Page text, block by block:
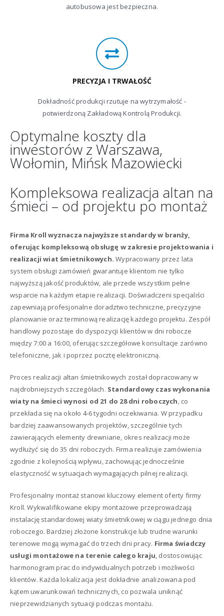
autobusowa jest bezpieczna.
PRECYZJA I TRWAŁOŚĆ
Dokładność produkcji rzutuje na wytrzymałość -
potwierdzoną Zakładową Kontrolą Produkcji.
Optymalne koszty dla
inwestorów z Warszawa,
Wołomin, Mińsk Mazowiecki
Kompleksowa realizacja altan na
śmieci – od projektu po montaż
Firma Kroll wyznacza najwyższe standardy w branży,
oferując kompleksową obsługę w zakresie projektowania i
realizacji wiat śmietnikowych. Wypracowany przez lata
system obsługi zamówień gwarantuje klientom nie tylko
najwyższą jakość produktów, ale przede wszystkim pełne
wsparcie na każdym etapie realizacji. Doświadczeni specjaliści
zapewniają profesjonalne doradztwo techniczne, precyzyjne
planowanie oraz terminową realizację każdego projektu. Zespół
handlowy pozostaje do dyspozycji klientów w dni robocze
między 7:00 a 16:00, oferując szczegółowe konsultacje zarówno
telefoniczne, jak i poprzez pocztę elektroniczną.
Proces realizacji altan śmietnikowych został dopracowany w
najdrobniejszych szczegółach. Standardowy czas wykonania
wiaty na śmieci wynosi od 21 do 28 dni roboczych, co
przekłada się na około 4-6 tygodni oczekiwania. W przypadku
bardziej zaawansowanych projektów, szczególnie tych
zawierających elementy drewniane, okres realizacji może
wydłużyć się do 35 dni roboczych. Firma realizuje zamówienia
zgodnie z kolejnością wpływu, zachowując jednocześnie
elastyczność w sytuacjach wymagających pilnej realizacji.
Profesjonalny montaż stanowi kluczowy element oferty firmy
Kroll. Wykwalifikowane ekipy montażowe przeprowadzają
instalację standardowej wiaty śmietnikowej w ciągu jednego dnia
roboczego. Bardziej złożone konstrukcje lub trudne warunki
terenowe mogą wymagać do trzech dni pracy. Firma świadczy
usługi montażowe na terenie całego kraju, dostosowując
harmonogram prac do indywidualnych potrzeb i możliwości
klientów. Każda lokalizacja jest dokładnie analizowana pod
kątem uwarunkowań technicznych, co pozwala uniknąć
nieprzewidzianych sytuacji podczas montażu.